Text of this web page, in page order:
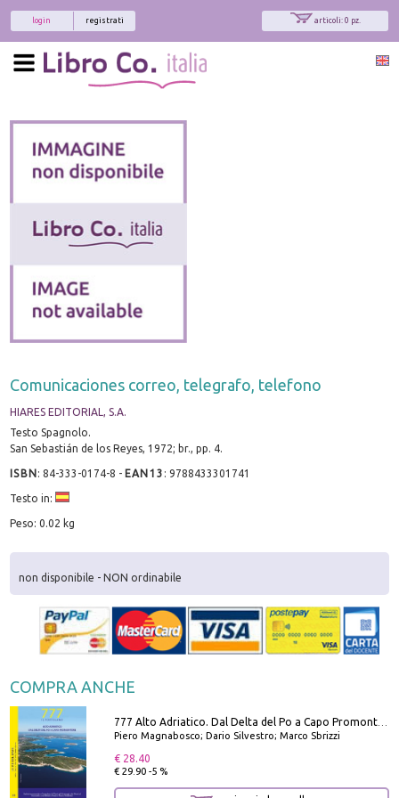
articoli: 0 pz.
registrati
login
Comunicaciones correo, telegrafo, telefono
HIARES EDITORIAL, S.A.
Testo Spagnolo.
San Sebastián de los Reyes, 1972; br., pp. 4.
ISBN:84-333-0174-8 - EAN13 :9788433301741
Testo in:
Peso: 0.02 kg
non disponibile - NON ordinabile
COMPRA ANCHE
777 Alto Adriatico. Dal Delta del Po a Capo Promontore. Con QR Code
Piero Magnabosco; Dario Silvestro; Marco Sbrizzi
€ 28.40
€ 29.90 -5 %